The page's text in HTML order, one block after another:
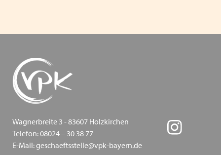
Happy Halloween!
Parlamentarisches Frühstück im Bundestag
Kürzungen und fordert mehr Engagement für Kinder,
Jugendliche und deren Familien
Wagnerbreite 3 - 83607 Holzkirchen
Telefon: 08024 – 30 38 77
E-Mail: geschaeftsstelle@vpk-bayern.de